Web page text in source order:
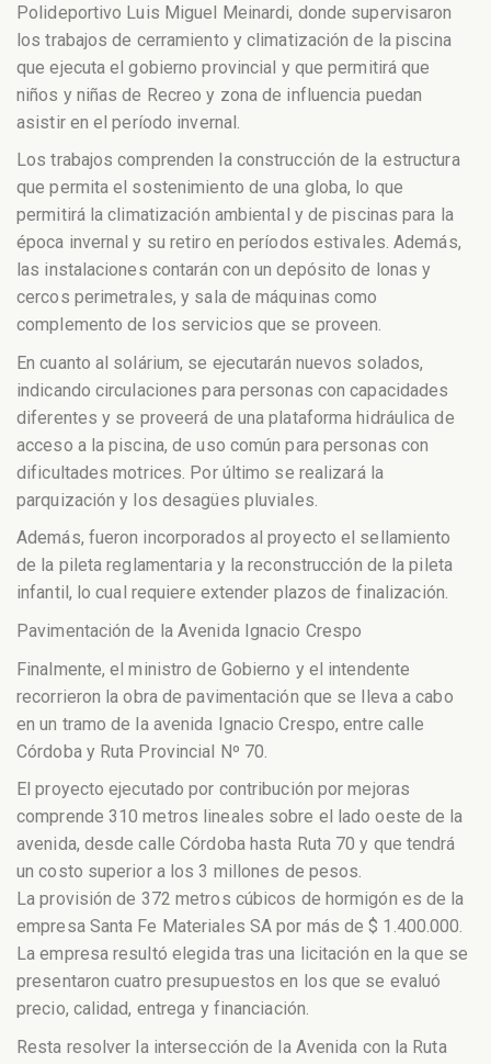
Polideportivo Luis Miguel Meinardi, donde supervisaron
los trabajos de cerramiento y climatización de la piscina
que ejecuta el gobierno provincial y que permitirá que
niños y niñas de Recreo y zona de influencia puedan
asistir en el período invernal.
Los trabajos comprenden la construcción de la estructura
que permita el sostenimiento de una globa, lo que
permitirá la climatización ambiental y de piscinas para la
época invernal y su retiro en períodos estivales. Además,
las instalaciones contarán con un depósito de lonas y
cercos perimetrales, y sala de máquinas como
complemento de los servicios que se proveen.
En cuanto al solárium, se ejecutarán nuevos solados,
indicando circulaciones para personas con capacidades
diferentes y se proveerá de una plataforma hidráulica de
acceso a la piscina, de uso común para personas con
dificultades motrices. Por último se realizará la
parquización y los desagües pluviales.
Además, fueron incorporados al proyecto el sellamiento
de la pileta reglamentaria y la reconstrucción de la pileta
infantil, lo cual requiere extender plazos de finalización.
Pavimentación de la Avenida Ignacio Crespo
Finalmente, el ministro de Gobierno y el intendente
recorrieron la obra de pavimentación que se lleva a cabo
en un tramo de la avenida Ignacio Crespo, entre calle
Córdoba y Ruta Provincial Nº 70.
El proyecto ejecutado por contribución por mejoras
comprende 310 metros lineales sobre el lado oeste de la
avenida, desde calle Córdoba hasta Ruta 70 y que tendrá
un costo superior a los 3 millones de pesos.
La provisión de 372 metros cúbicos de hormigón es de la
empresa Santa Fe Materiales SA por más de $ 1.400.000.
La empresa resultó elegida tras una licitación en la que se
presentaron cuatro presupuestos en los que se evaluó
precio, calidad, entrega y financiación.
Resta resolver la intersección de la Avenida con la Ruta